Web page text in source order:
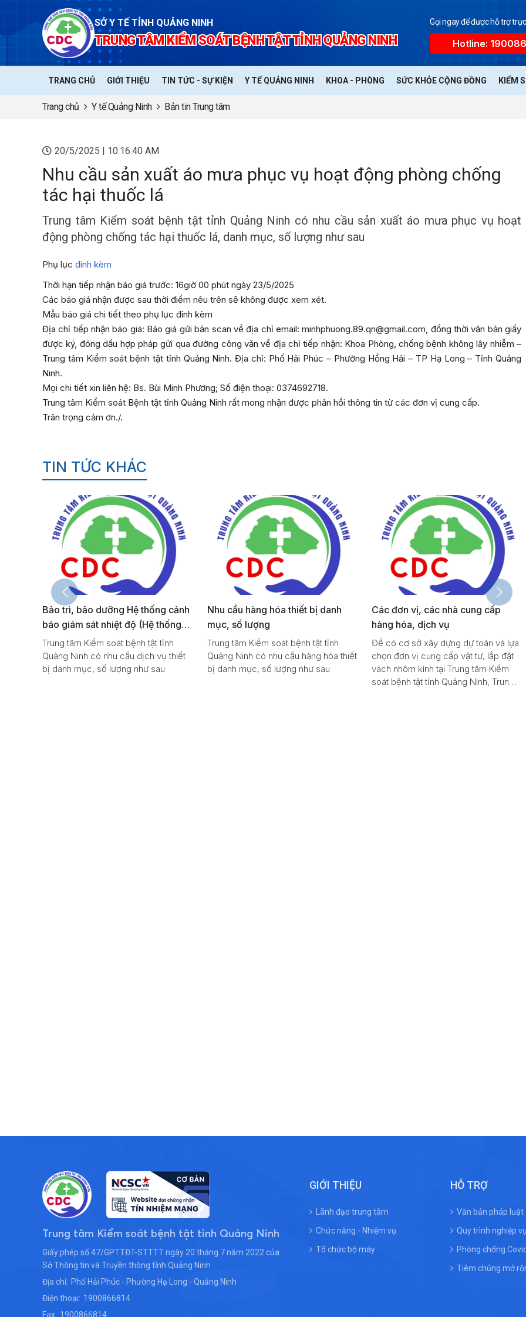
SỞ Y TẾ TỈNH QUẢNG NINH
TRUNG TÂM KIỂM SOÁT BỆNH TẬT TỈNH QUẢNG NINH
Gọi ngay để được hỗ trợ
Hotline:
TRANG CHỦ GIỚI THIỆU TIN TỨC - SỰ KIỆN Y TẾ QUẢNG NINH KHOA - PHÒNG SỨC KHỎE CỘNG ĐỒNG KIỂM
Trang chủ Y tế Quảng Ninh Bản tin Trung tâm
20/5/2025 | 10:16:40 AM
Nhu cầu sản xuất áo mưa phục vụ hoạt động phòng chống
tác hại thuốc lá
Trung tâm Kiểm soát bệnh tật tỉnh Quảng Ninh có nhu cầu sản xuất áo mưa phục vụ hoạt
động phòng chống tác hại thuốc lá, danh mục, số lượng như sau
Phụ lục đính kèm
Thời hạn tiếp nhận báo giá trước: 16giờ 00 phút ngày 23/5/2025
Các báo giá nhận được sau thời điểm nêu trên sẽ không được xem xét.
Mẫu báo giá chi tiết theo phụ lục đính kèm
Địa chỉ tiếp nhận báo giá: Báo giá gửi bản scan về địa chỉ email: minhphuong.89.qn@gmail.com, đồng thời văn bản giấy
được ký, đóng dấu hợp pháp gửi qua đường công văn về địa chỉ tiếp nhận: Khoa Phòng, chống bệnh không lây nhiễm –
Trung tâm Kiểm soát bệnh tật tỉnh Quảng Ninh. Địa chỉ: Phố Hải Phúc – Phường Hồng Hải – TP Hạ Long – Tỉnh Quảng
Ninh.
Mọi chi tiết xin liên hệ: Bs. Bùi Minh Phương; Số điện thoại: 0374692718.
Trung tâm Kiểm soát Bệnh tật tỉnh Quảng Ninh rất mong nhận được phản hồi thông tin từ các đơn vị cung cấp.
Trân trọng cảm ơn./.
TIN TỨC KHÁC
Bảo trì, bảo dưỡng Hệ thống cảnh
báo giám sát nhiệt độ (Hệ thống
theo dõi, giám sát, cảnh báo nhiệt
độ bảo quản vắc xin)ECA-
GPIs6.6CE
Trung tâm Kiểm soát bệnh tật tỉnh
Quảng Ninh có nhu cầu dịch vụ thiết
bị danh mục, số lượng như sau
Nhu cầu hàng hóa thiết bị danh
mục, số lượng
Trung tâm Kiểm soát bệnh tật tỉnh
Quảng Ninh có nhu cầu hàng hóa thiết
bị danh mục, số lượng như sau
Các đơn vị, các nhà cung cấp
hàng hóa, dịch vụ
Để có cơ sở xây dựng dự toán và lựa
chọn đơn vị cung cấp vật tư, lắp đặt
vách nhôm kính tại Trung tâm Kiểm
soát bệnh tật tỉnh Quảng Ninh, Trung
Trung tâm Kiểm soát bệnh tật tỉnh Quảng Ninh
Giấy phép số 47/GPTTĐT-STTTT ngày 20 tháng 7 năm 2022 của
Sở Thông tin và Truyền thông tỉnh Quảng Ninh
Địa chỉ: Phố Hải Phúc - Phường Hạ Long - Quảng Ninh
Điện thoại: 1900866814
Fax: 1900866814
GIỚI THIỆU
Lãnh đạo trung tâm
Chức năng - Nhiệm vụ
Tổ chức bộ máy
HỖ TRỢ
Văn bản pháp luật
Quy trình nghiệp vụ
Phòng chống
Tiêm chủng mở